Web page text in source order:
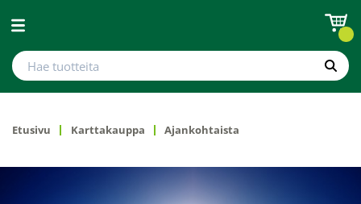
Avaa valikko
Hae tuotteita
Hae
Etusivu Karttakauppa Ajankohtaista